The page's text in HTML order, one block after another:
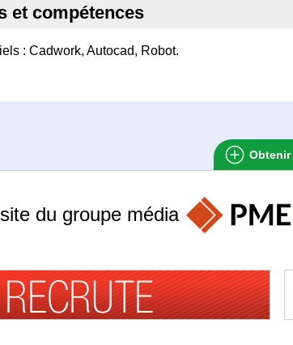
et compétences
: Cadwork, Autocad, Robot.
du groupe média